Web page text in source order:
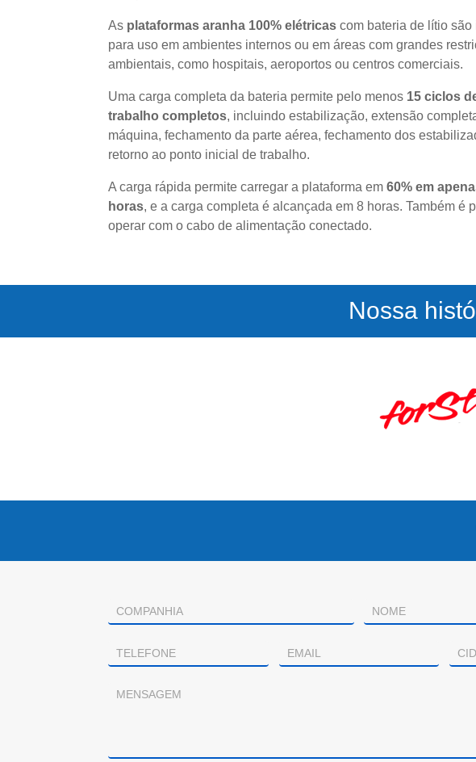
As plataformas aranha 100% elétricas com bateria de lítio são
para uso em ambientes internos ou em áreas com grandes
ambientais, como hospitais, aeroportos ou centros comerciais.
Uma carga completa da bateria permite pelo menos 15 ciclos
trabalho completos, incluindo estabilização, extensão
máquina, fechamento da parte aérea, fechamento dos
retorno ao ponto inicial de trabalho.
A carga rápida permite carregar a plataforma em60% em
horas, e a carga completa é alcançada em 8 horas. Também é
operar com o cabo de alimentação conectado.
Nossa
Contacto